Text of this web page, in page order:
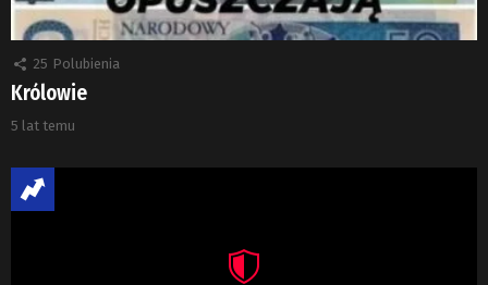
25 Polubienia
Królowie
5 lat temu